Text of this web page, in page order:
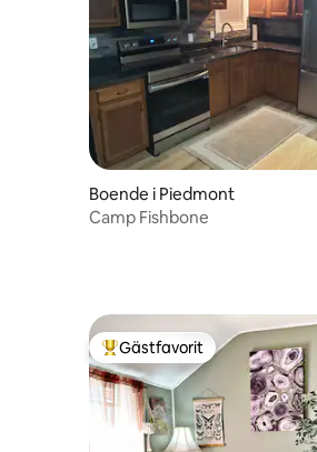
Boende i Piedmont
Camp Fishbone
Populär gästfavorit
Gästfavorit